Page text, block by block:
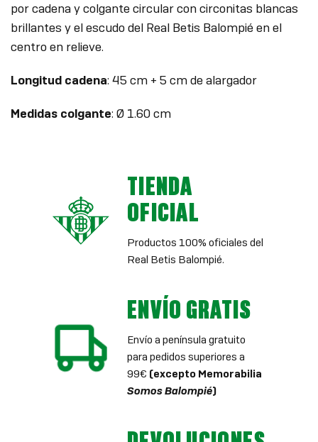
por cadena y colgante circular con circonitas blancas
brillantes y el escudo del Real Betis Balompié en el
centro en relieve.
Longitud cadena: 45 cm + 5 cm de alargador
Medidas colgante: Ø 1.60 cm
TIENDA
OFICIAL
Productos 100% oficiales del
Real Betis Balompié.
ENVÍO GRATIS
Envío a península gratuito
para pedidos superiores a
99€ (excepto Memorabilia
Somos Balompié)